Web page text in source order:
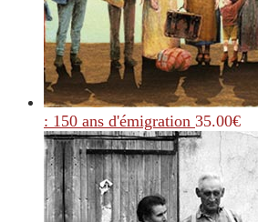
: 150 ans d'émigration 35.00€